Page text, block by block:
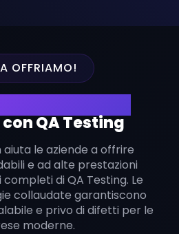
OFFRIAMO!
con QA Testing
le aziende a offrire
e ad alte prestazioni
di QA Testing. Le
collaudate garantiscono
e privo di difetti per le
moderne.